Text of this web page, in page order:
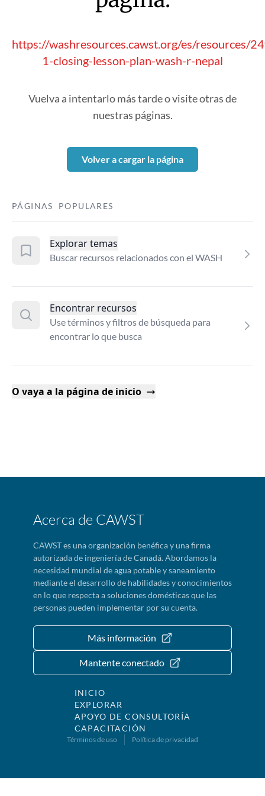
https://washresources.cawst.org/es/resources/
1-closing-lesson-plan-wash-r-nepal
Vuelva a intentarlo más tarde o visite otras de
nuestras páginas.
Volver a cargar la página
PÁGINAS POPULARES
Explorar temas
Buscar recursos relacionados con el WASH
Encontrar recursos
Use términos y filtros de búsqueda para
encontrar lo que busca
O vaya a la página de inicio
Acerca de CAWST
CAWST es una organización benéfica y una firma
autorizada de ingeniería de Canadá. Abordamos la
necesidad mundial de agua potable y saneamiento
mediante el desarrollo de habilidades y conocimientos
en lo que respecta a soluciones domésticas que las
personas pueden implementar por su cuenta.
Más información
Mantente conectado
INICIO
EXPLORAR
APOYO DE CONSULTORÍA
CAPACITACIÓN
Términos de uso Política de privacidad